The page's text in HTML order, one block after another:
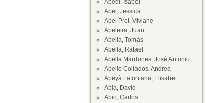
Abedi, Isabel
Abel, Jessica
Abel Prot, Viviane
Abeleira, Juan
Abella, Tomás
Abella, Rafael
Abella Mardones, José Antonio
Abello Collados, Andrea
Abeyà Lafontana, Elisabet
Abia, David
Abio, Carlos